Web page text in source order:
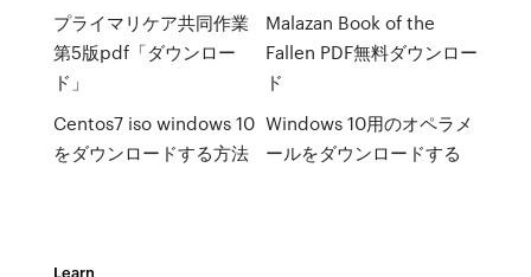
プライマリケア共同作業
第5版pdf「ダウンロー
ド」
Centos7 iso windows 10
をダウンロードする方法
Malazan Book of the
Fallen PDF無料ダウンロー
ド
Windows 10用のオペラメ
ールをダウンロードする
Learn